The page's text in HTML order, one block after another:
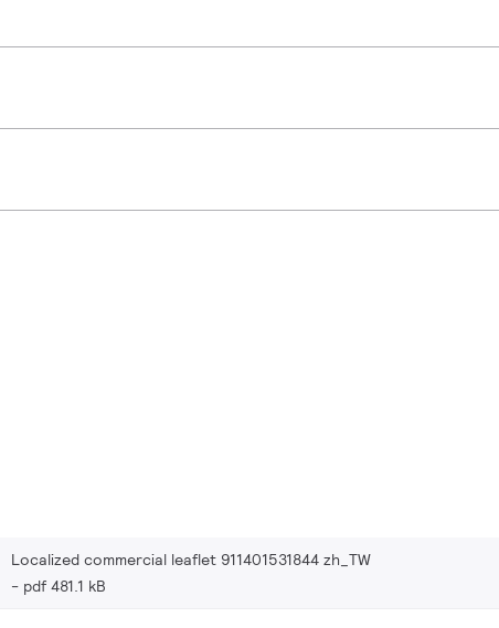
Localized commercial leaflet 911401531844 zh_TW
pdf 481.1 kB